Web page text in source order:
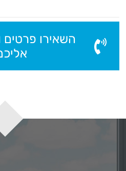
השאירו פרטים